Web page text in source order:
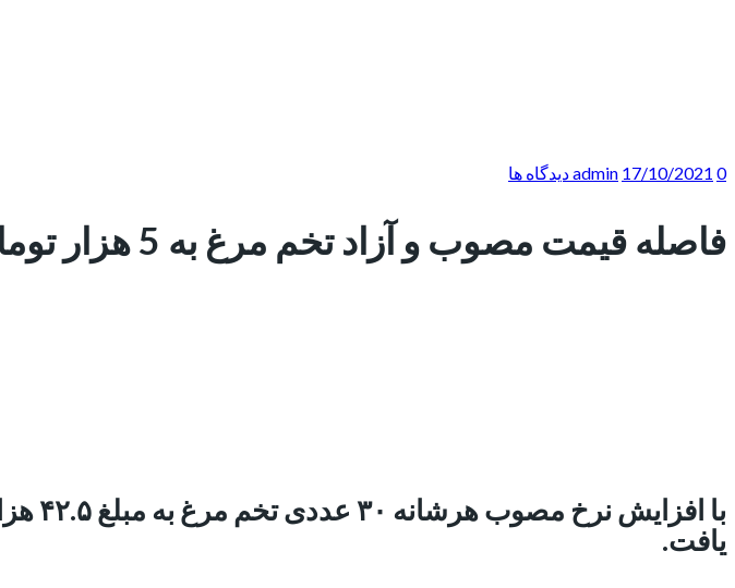
admin 17/10/2021 0 دیدگاه ها
فاصله قیمت مصوب و آزاد تخم مرغ به 5 هزار تومان کاهش یافت
یافت.